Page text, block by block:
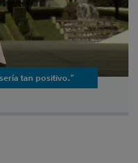
tan positivo."